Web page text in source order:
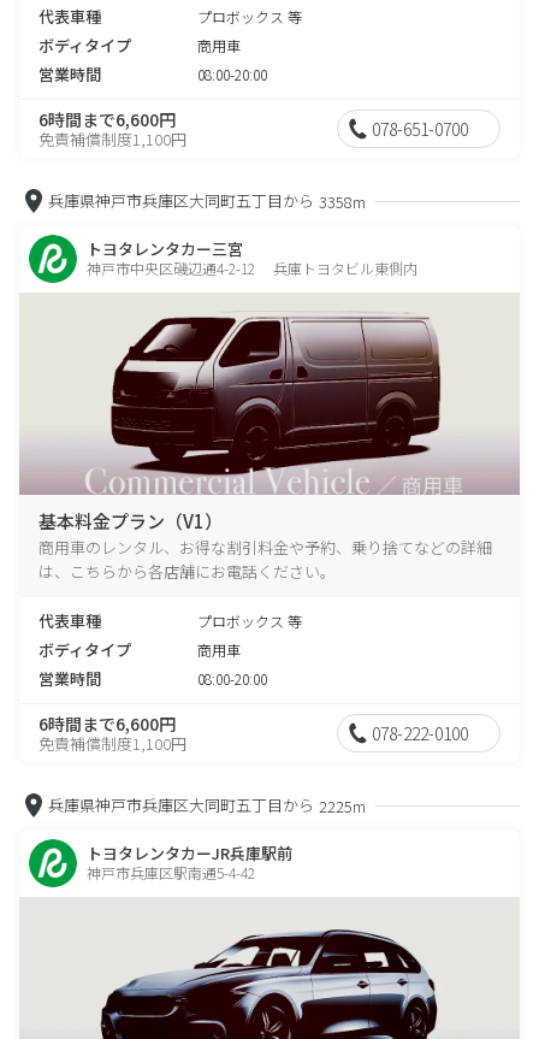
代表車種 プロボックス 等
ボディタイプ 商用車
営業時間 08:00-20:00
6時間まで6,600円
免責補償制度1,100円 078-651-0700
兵庫県神戸市兵庫区大同町五丁目から 3358m
トヨタレンタカー三宮
神戸市中央区磯辺通4-2-12 兵庫トヨタビル東側内
基本料金プラン（V1）
商用車のレンタル、お得な割引料金や予約、乗り捨てなどの詳細
は、こちらから各店舗にお電話ください。
代表車種 プロボックス 等
ボディタイプ 商用車
営業時間 08:00-20:00
6時間まで6,600円
免責補償制度1,100円 078-222-0100
兵庫県神戸市兵庫区大同町五丁目から 2225m
トヨタレンタカーJR兵庫駅前
神戸市兵庫区駅南通5-4-42